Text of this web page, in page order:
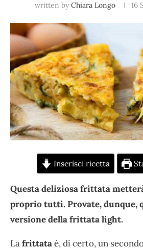
written by Chiara Longo 16
Inserisci ricetta
Questa deliziosa frittata
proprio tutti. Provate, dunque,
versione della frittata light.
Lafrittataè, di certo, un